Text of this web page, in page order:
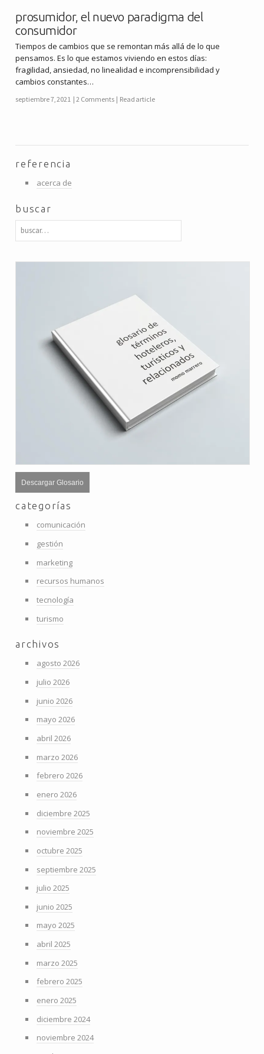
prosumidor, el nuevo paradigma del
consumidor
Tiempos de cambios que se remontan más allá de lo que
pensamos. Es lo que estamos viviendo en estos días:
fragilidad, ansiedad, no linealidad e incomprensibilidad y
cambios constantes…
septiembre 7, 2021 2 Comments Read article
referencia
acerca de
buscar
Descargar Glosario
categorías
comunicación
gestión
marketing
recursos humanos
tecnología
turismo
archivos
agosto 2026
julio 2026
junio 2026
mayo 2026
abril 2026
marzo 2026
febrero 2026
enero 2026
diciembre 2025
noviembre 2025
octubre 2025
septiembre 2025
julio 2025
junio 2025
mayo 2025
abril 2025
marzo 2025
febrero 2025
enero 2025
diciembre 2024
noviembre 2024